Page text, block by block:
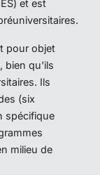
et est
pour objet
bien qu'ils
Ils
(six
spécifique
milieu de